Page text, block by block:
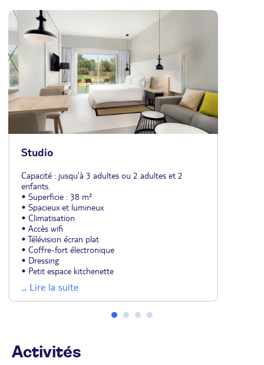
Studio
Capacité : jusqu’à 3 adultes ou 2 adultes et 2
enfants.
• Superficie : 38 m²
• Spacieux et lumineux
• Climatisation
• Accès wifi
• Télévision écran plat
• Coffre-fort électronique
• Dressing
• Petit espace kitchenette
• Salle de bains avec baignoire ou douche et
sèche-cheveux
• Vue jardin ou piscine
... Lire la suite
Activités